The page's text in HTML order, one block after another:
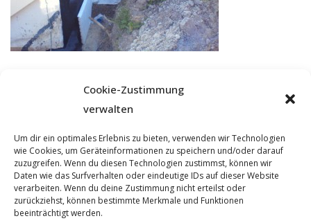
Cookie-Zustimmung
verwalten
Um dir ein optimales Erlebnis zu bieten, verwenden wir Technologien
wie Cookies, um Geräteinformationen zu speichern und/oder darauf
zuzugreifen. Wenn du diesen Technologien zustimmst, können wir
Daten wie das Surfverhalten oder eindeutige IDs auf dieser Website
verarbeiten. Wenn du deine Zustimmung nicht erteilst oder
zurückziehst, können bestimmte Merkmale und Funktionen
beeinträchtigt werden.
© 2025 - Seyfarthbau GmbH & Co. KG | technische Realisierung
durchART.BEKO